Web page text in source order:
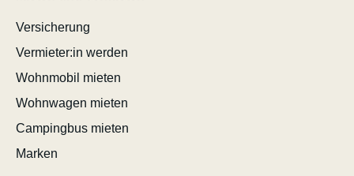
Versicherung
Vermieter:in werden
Wohnmobil mieten
Wohnwagen mieten
Campingbus mieten
Marken